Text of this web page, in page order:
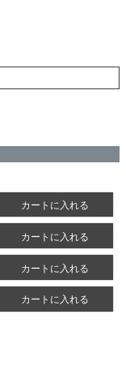
カートに入れる
カートに入れる
カートに入れる
カートに入れる